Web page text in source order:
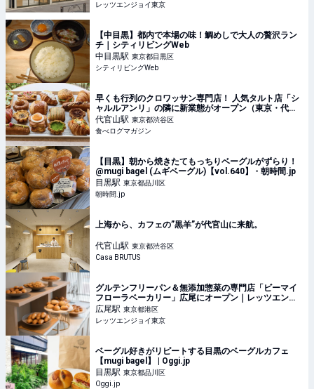
レッツエンジョイ東京
【中目黒】都内で本場の味！鯛めしで大人の贅沢ラン
チ｜シティリビングWeb
中目黒駅 東京都目黒区
シティリビングWeb
早くも行列のクロワッサン専門店！ 人気タルト店「シ
ャルルアンリ」の隣に新業態がオープン（東京・代官
山） | 食べログマガジン
代官山駅 東京都渋谷区
食べログマガジン
【目黒】朝から焼きたてもっちりベーグルがずらり！
@mugi bagel (ムギベーグル)【vol.640】 - 朝時間.jp
目黒駅 東京都品川区
朝時間.jp
上海から、カフェの”黒羊”が代官山に来航。
代官山駅 東京都渋谷区
Casa BRUTUS
グルテンフリーパン＆無添加惣菜の専門店「ビーマイ
フローラベーカリー」広尾にオープン｜レッツエンジ
ョイ東京
広尾駅 東京都港区
レッツエンジョイ東京
ベーグル好きがリピートする目黒のベーグルカフェ
【mugi bagel】 | Oggi.jp
目黒駅 東京都品川区
Oggi.jp